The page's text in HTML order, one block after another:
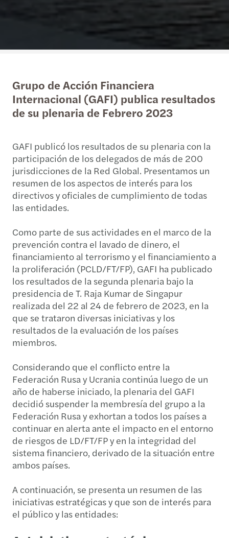
Grupo de Acción Financiera
Internacional (GAFI) publica resultados
de su plenaria de Febrero 2023
GAFI publicó los resultados de su plenaria con la
participación de los delegados de más de 200
jurisdicciones de la Red Global. Presentamos un
resumen de los aspectos de interés para los
directivos y oficiales de cumplimiento de todas
las entidades.
Como parte de sus actividades en el marco de la
prevención contra el lavado de dinero, el
financiamiento al terrorismo y el financiamiento a
la proliferación (PCLD/FT/FP), GAFI ha publicado
los resultados de la segunda plenaria bajo la
presidencia de T. Raja Kumar de Singapur
realizada del 22 al 24 de febrero de 2023, en la
que se trataron diversas iniciativas y los
resultados de la evaluación de los países
miembros.
Considerando que el conflicto entre la
Federación Rusa y Ucrania continúa luego de un
año de haberse iniciado, la plenaria del GAFI
decidió suspender la membresía del grupo a la
Federación Rusa y exhortan a todos los países a
continuar en alerta ante el impacto en el entorno
de riesgos de LD/FT/FP y en la integridad del
sistema financiero, derivado de la situación entre
ambos países.
A continuación, se presenta un resumen de las
iniciativas estratégicas y que son de interés para
el público y las entidades: